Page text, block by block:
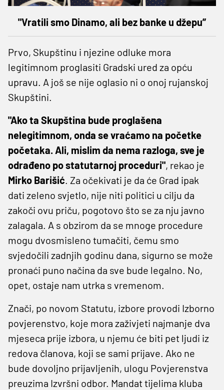
"Vratili smo Dinamo, ali bez banke u džepu”
Prvo, Skupštinu i njezine odluke mora
legitimnom proglasiti Gradski ured za opću
upravu. A još se nije oglasio ni o onoj rujanskoj
Skupštini.
"Ako ta Skupština bude proglašena
nelegitimnom, onda se vraćamo na početke
početaka. Ali, mislim da nema razloga, sve je
odrađeno po statutarnoj proceduri", rekao je
Mirko Barišić. Za očekivati je da će Grad ipak
dati zeleno svjetlo, nije niti politici u cilju da
zakoči ovu priču, pogotovo što se za nju javno
zalagala. A s obzirom da se mnoge procedure
mogu dvosmisleno tumačiti, čemu smo
svjedočili zadnjih godinu dana, sigurno se može
pronaći puno načina da sve bude legalno. No,
opet, ostaje nam utrka s vremenom.
Znači, po novom Statutu, izbore provodi Izborno
povjerenstvo, koje mora zaživjeti najmanje dva
mjeseca prije izbora, u njemu će biti pet ljudi iz
redova članova, koji se sami prijave. Ako ne
bude dovoljno prijavljenih, ulogu Povjerenstva
preuzima Izvršni odbor. Mandat tijelima kluba